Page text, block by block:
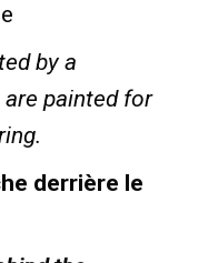
by a
are painted for
derrière le